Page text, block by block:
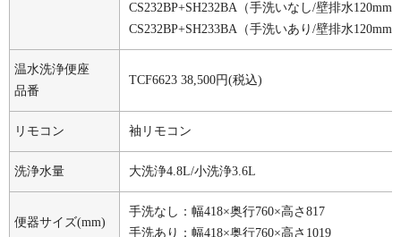
CS232BP+SH232BA（手洗いなし/壁排水120mm
CS232BP+SH233BA（手洗いあり/壁排水120mm
温水洗浄便座
品番
TCF6623 38,500円(税込)
リモコン 袖リモコン
洗浄水量 大洗浄4.8L/小洗浄3.6L
便器サイズ(mm)
手洗なし：幅418×奥行760×高さ817
手洗あり：幅418×奥行760×高さ1019